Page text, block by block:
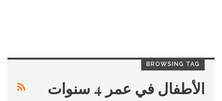
BROWSING TAG
الأطفال في عمر 4 سنوات